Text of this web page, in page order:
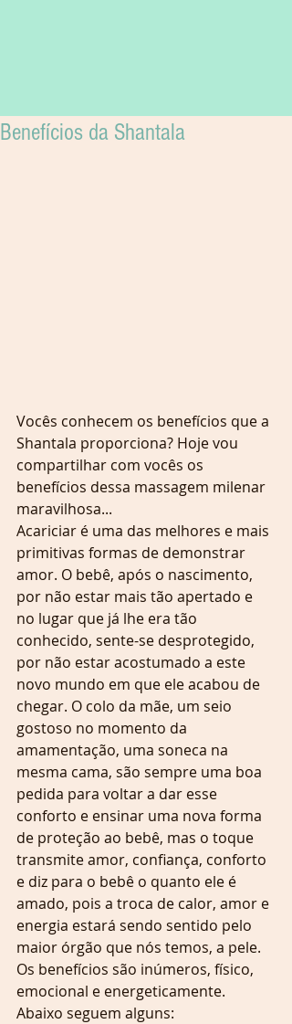
Benefícios da Shantala
Vocês conhecem os benefícios que a
Shantala proporciona? Hoje vou
compartilhar com vocês os
benefícios dessa massagem milenar
maravilhosa...
Acariciar é uma das melhores e mais
primitivas formas de demonstrar
amor. O bebê, após o nascimento,
por não estar mais tão apertado e
no lugar que já lhe era tão
conhecido, sente-se desprotegido,
por não estar acostumado a este
novo mundo em que ele acabou de
chegar. O colo da mãe, um seio
gostoso no momento da
amamentação, uma soneca na
mesma cama, são sempre uma boa
pedida para voltar a dar esse
conforto e ensinar uma nova forma
de proteção ao bebê, mas o toque
transmite amor, confiança, conforto
e diz para o bebê o quanto ele é
amado, pois a troca de calor, amor e
energia estará sendo sentido pelo
maior órgão que nós temos, a pele.
Os benefícios são inúmeros, físico,
emocional e energeticamente.
Abaixo seguem alguns: